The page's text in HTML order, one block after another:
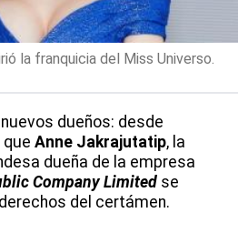
la franquicia del Miss Universo.
dueños: desde
Anne Jakrajutatip, la
dueña de la empresa
Company Limited se
del certámen.